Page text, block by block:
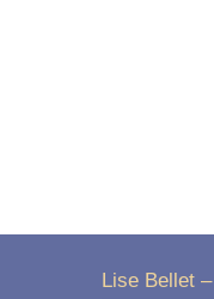
Lise Bellet